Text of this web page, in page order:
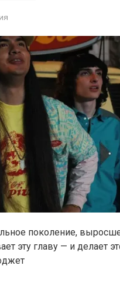
поколение,
эту главу — и делает